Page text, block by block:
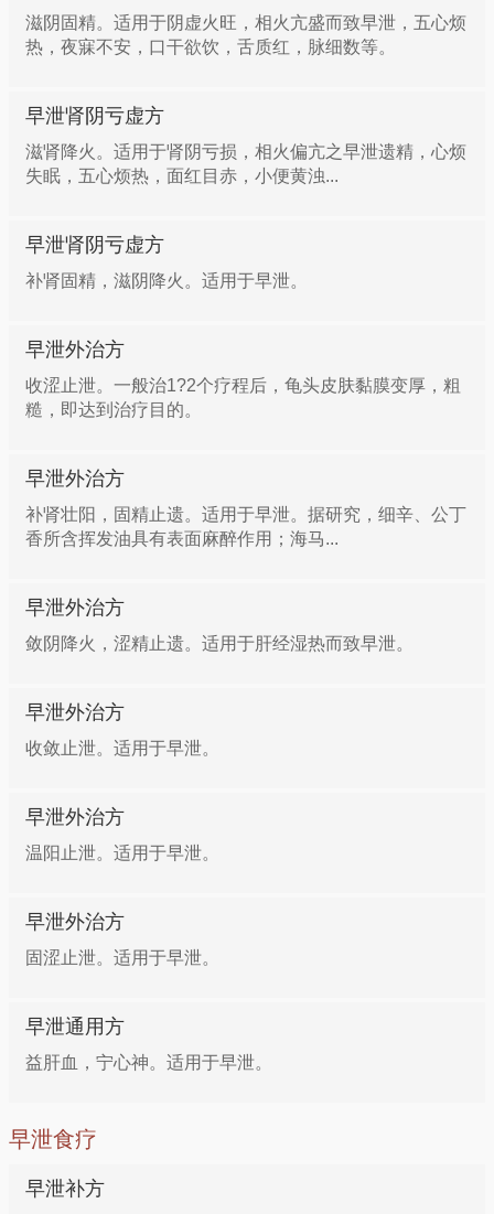
滋阴固精。适用于阴虚火旺，相火亢盛而致早泄，五心烦
热，夜寐不安，口干欲饮，舌质红，脉细数等。
早泄肾阴亏虚方
滋肾降火。适用于肾阴亏损，相火偏亢之早泄遗精，心烦
失眠，五心烦热，面红目赤，小便黄浊...
早泄肾阴亏虚方
补肾固精，滋阴降火。适用于早泄。
早泄外治方
收涩止泄。一般治1?2个疗程后，龟头皮肤黏膜变厚，粗
糙，即达到治疗目的。
早泄外治方
补肾壮阳，固精止遗。适用于早泄。据研究，细辛、公丁
香所含挥发油具有表面麻醉作用；海马...
早泄外治方
敛阴降火，涩精止遗。适用于肝经湿热而致早泄。
早泄外治方
收敛止泄。适用于早泄。
早泄外治方
温阳止泄。适用于早泄。
早泄外治方
固涩止泄。适用于早泄。
早泄通用方
益肝血，宁心神。适用于早泄。
早泄食疗
早泄补方